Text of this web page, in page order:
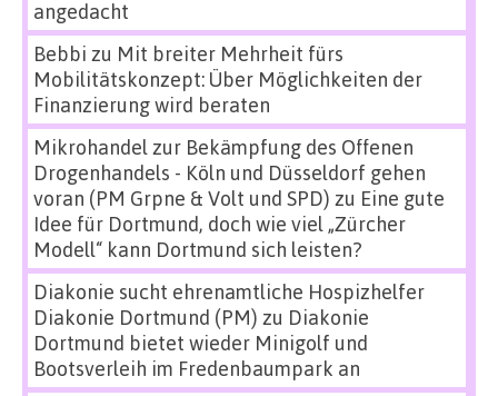
angedacht
Bebbi zu Mit breiter Mehrheit fürs
Mobilitätskonzept: Über Möglichkeiten der
Finanzierung wird beraten
Mikrohandel zur Bekämpfung des Offenen
Drogenhandels - Köln und Düsseldorf gehen
voran (PM Grpne & Volt und SPD) zu Eine gute
Idee für Dortmund, doch wie viel „Zürcher
Modell“ kann Dortmund sich leisten?
Diakonie sucht ehrenamtliche Hospizhelfer
Diakonie Dortmund (PM) zu Diakonie
Dortmund bietet wieder Minigolf und
Bootsverleih im Fredenbaumpark an